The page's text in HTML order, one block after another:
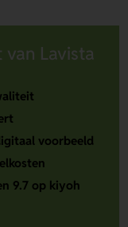
Lavista
voorbeeld
9.7 op kiyoh